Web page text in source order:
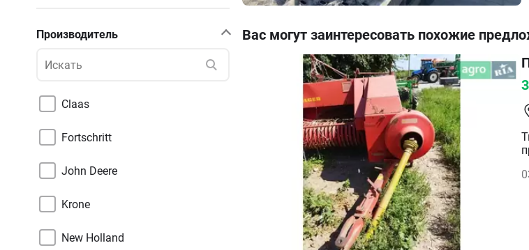
Производитель
Claas
Fortschritt
John Deere
Krone
New Holland
Вас могут заинтересовать похожие